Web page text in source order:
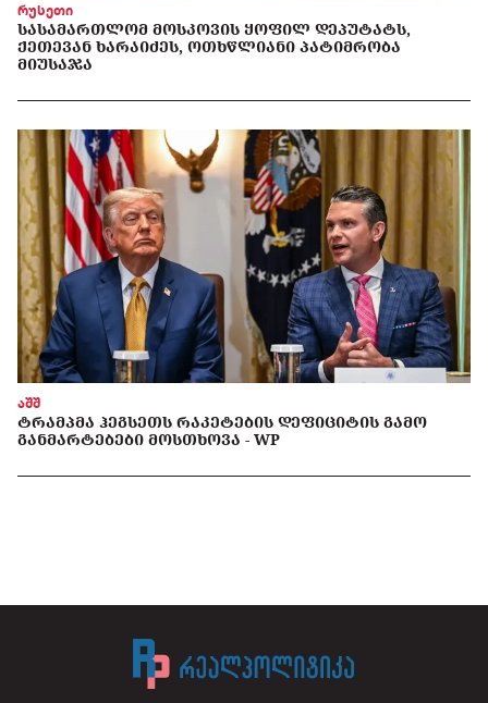
რუსეთი
ᲡᲐᲡᲐᲛᲐᲠᲗᲚᲝᲛ ᲛᲝᲡᲙᲝᲕᲘᲡ ᲧᲝᲤᲘᲚ ᲓᲔᲞᲣᲢᲐᲢᲡ,
ᲥᲔᲗᲔᲕᲐᲜ ᲮᲐᲠᲐᲘᲫᲔᲡ, ᲝᲗᲮᲬᲚᲘᲐᲜᲘ ᲞᲐᲢᲘᲛᲠᲝᲑᲐ
ᲛᲘᲣᲡᲐᲯᲐ
აშშ
ᲢᲠᲐᲛᲞᲛᲐ ᲰᲔᲒᲡᲔᲗᲡ ᲠᲐᲙᲔᲢᲔᲑᲘᲡ ᲓᲔᲤᲘᲪᲘᲢᲘᲡ ᲒᲐᲛᲝ
ᲒᲐᲜᲛᲐᲠᲢᲔᲑᲔᲑᲘ ᲛᲝᲡᲗᲮᲝᲕᲐ - WP